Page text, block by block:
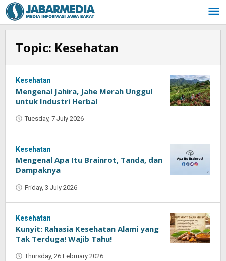
Skip
to
content
Topic: Kesehatan
Kesehatan
Mengenal Jahira, Jahe Merah Unggul
untuk Industri Herbal
Tuesday, 7 July 2026
Kesehatan
Mengenal Apa Itu Brainrot, Tanda, dan
Dampaknya
Friday, 3 July 2026
Kesehatan
Kunyit: Rahasia Kesehatan Alami yang
Tak Terduga! Wajib Tahu!
Thursday, 26 February 2026